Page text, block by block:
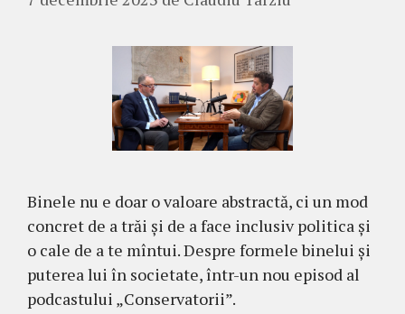
Binele nu e doar o valoare abstractă, ci un mod
concret de a trăi și de a face inclusiv politica și
o cale de a te mîntui. Despre formele binelui și
puterea lui în societate, într-un nou episod al
podcastului „Conservatorii”.